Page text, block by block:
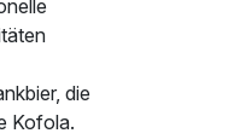
die
Kofola.